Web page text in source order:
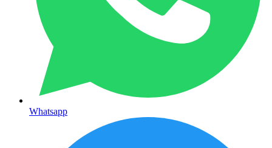
Whatsapp